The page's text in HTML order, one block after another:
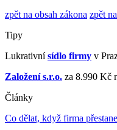
zpět na obsah zákona zpět
Tipy
Lukrativnísídlo firmy v
Založení s.r.o. za 8.990 Kč
Články
Co dělat, když firma